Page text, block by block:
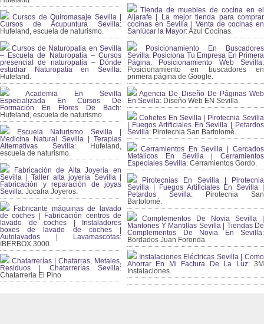
Cursos de Quiromasaje Sevilla |
Cursos de Acupuntura Sevilla:
Hufeland, escuela de naturismo.
Cursos de Naturopatia en Sevilla
– Escuela de Naturopatía – Cursos
presencial de naturopatía – Dónde
estudiar Naturopatía en Sevilla:
Hufeland.
Academia En Sevilla
Especializada En Cursos De
Formación En Flores De Bach:
Hufeland, escuela de naturismo.
Escuela Naturismo Sevilla |
Medicina Natural Sevilla | Terapias
Alternativas Sevilla: Hufeland,
escuela de naturismo.
Fabricación de Alta Joyería en
Sevilla | Taller alta joyería Sevilla |
Fabricación y reparación de joyas
Sevilla: Jocafra Joyeros.
Fabricante máquinas de lavado
de coches | Fabricación centros de
lavado de coches | Instaladores
boxes de lavado de coches |
Autolavados | Lavamascotas:
IBERBOX 3000.
Chatarrerías | Chatarras, Metales,
Residuos | Chatarrerías Sevilla:
Chatarreria El Pino
Tienda de muebles de cocina en el
Aljarafe | La mejor tienda para comprar
cocinas en Sevilla | Venta de cocinas en
Sanlúcar la Mayor:Azul Cocinas.
Posicionamiento En Buscadores
Sevilla. Posiciona Tu Empresa En Primera
Página. Posicionamiento Web Sevilla:
Posicionamiento en buscadores en
primera página de Google.
Agencia De Diseño De Páginas Web
En Sevilla: Diseño Web EN Sevilla.
Cohetes En Sevilla | Pirotecnia Sevilla
| Fuegos Artificiales En Sevilla | Petardos
Sevilla: Pirotecnia San Bartolomé.
Cerramientos En Sevilla | Cercados
Metálicos En Sevilla | Cerramientos
Especiales Sevilla: Cerramientos Gordo.
Pirotecnias En Sevilla | Pirotecnia
Sevilla | Fuegos Artificiales En Sevilla |
Petardos Sevilla: Pirotecnia San
Bartolomé.
Complementos De Novia Sevilla |
Mantones Y Mantillas Sevilla | Tiendas De
Complementos De Novia En Sevilla:
Bordados Juan Foronda.
Instalaciones Eléctricas Sevilla | Como
Ahorrar En Mi Factura De La Luz:3M
Instalaciones.